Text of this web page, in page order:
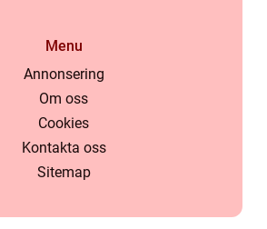
Menu
Annonsering
Om oss
Cookies
Kontakta oss
Sitemap